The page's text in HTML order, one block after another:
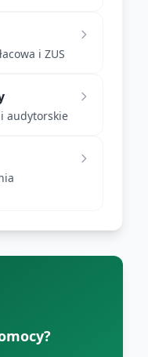
i ZUS
audytorskie